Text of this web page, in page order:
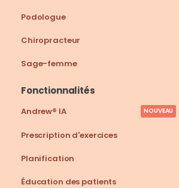
Podologue
Chiropracteur
Sage-femme
Fonctionnalités
Prescription d'exercices
Planification
Éducation des patients
Andrew® IA NOUVEAU